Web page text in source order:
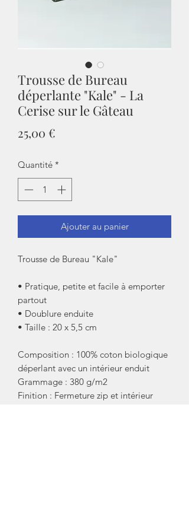
Trousse de Bureau
déperlante "Kale" - La
Cerise sur le Gâteau
25,00 €
Quantité *
Ajouter au panier
Trousse de Bureau "Kale"
• Pratique, petite et facile à emporter
partout
• Doublure enduite
• Taille : 20 x 5,5 cm
Composition : 100% coton biologique
déperlant avec un intérieur enduit
Grammage : 380 g/m2
Finition : Fermeture zip et intérieur